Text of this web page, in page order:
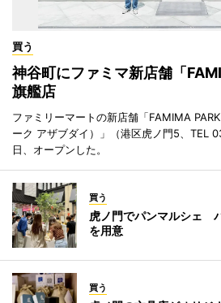
買う
神谷町にファミマ新店舗「
旗艦店
ファミリーマートの新店舗「FAMIMA
ーク アザブダイ）」（港区虎ノ門5、TEL
日、オープンした。
買う
虎ノ門でパンマルシェ
を用意
買う